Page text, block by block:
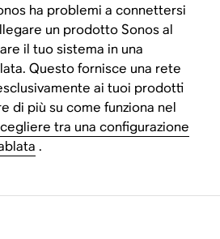
ha problemi a connettersi
un prodotto Sonos al
il tuo sistema in una
Questo fornisce una rete
ai tuoi prodotti
di più su come funziona nel
tra una configurazione
.